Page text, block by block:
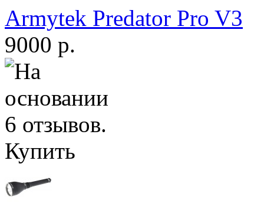
Armytek Predator Pro V3
9000 р.
Купить